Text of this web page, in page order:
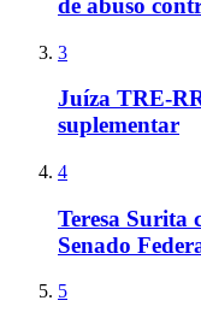
de abuso
3
Juíza TRE-
suplementar
4
Teresa Surita
Senado
5